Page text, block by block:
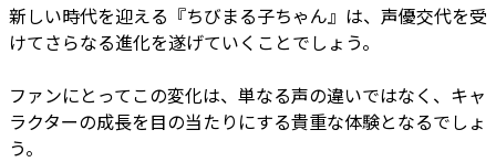
新しい時代を迎える『ちびまる子ちゃん』は、声優交代を受
けてさらなる進化を遂げていくことでしょう。
ファンにとってこの変化は、単なる声の違いではなく、キャ
ラクターの成長を目の当たりにする貴重な体験となるでしょ
う。